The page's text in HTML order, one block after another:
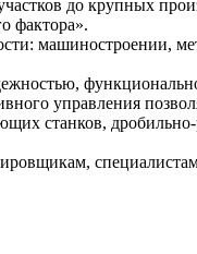
до крупных
фактора».
машиностроении,
управления
станков,